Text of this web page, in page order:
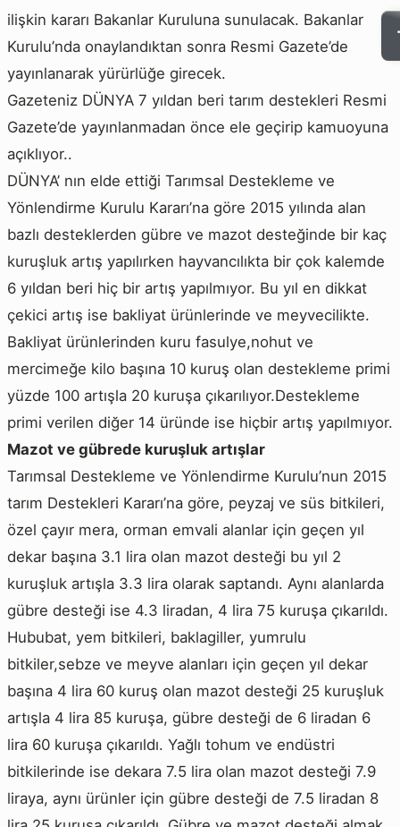
ilişkin kararı Bakanlar Kuruluna sunulacak. Bakanlar
Kurulu’nda onaylandıktan sonra Resmi Gazete’de
yayınlanarak yürürlüğe girecek.
Gazeteniz DÜNYA 7 yıldan beri tarım destekleri Resmi
Gazete’de yayınlanmadan önce ele geçirip kamuoyuna
açıklıyor..
DÜNYA’ nın elde ettiği Tarımsal Destekleme ve
Yönlendirme Kurulu Kararı’na göre 2015 yılında alan
bazlı desteklerden gübre ve mazot desteğinde bir kaç
kuruşluk artış yapılırken hayvancılıkta bir çok kalemde
6 yıldan beri hiç bir artış yapılmıyor. Bu yıl en dikkat
çekici artış ise bakliyat ürünlerinde ve meyvecilikte.
Bakliyat ürünlerinden kuru fasulye,nohut ve
mercimeğe kilo başına 10 kuruş olan destekleme primi
yüzde 100 artışla 20 kuruşa çıkarılıyor.Destekleme
primi verilen diğer 14 üründe ise hiçbir artış yapılmıyor.
Mazot ve gübrede kuruşluk artışlar
Tarımsal Destekleme ve Yönlendirme Kurulu’nun 2015
tarım Destekleri Kararı’na göre, peyzaj ve süs bitkileri,
özel çayır mera, orman emvali alanlar için geçen yıl
dekar başına 3.1 lira olan mazot desteği bu yıl 2
kuruşluk artışla 3.3 lira olarak saptandı. Aynı alanlarda
gübre desteği ise 4.3 liradan, 4 lira 75 kuruşa çıkarıldı.
Hububat, yem bitkileri, baklagiller, yumrulu
bitkiler,sebze ve meyve alanları için geçen yıl dekar
başına 4 lira 60 kuruş olan mazot desteği 25 kuruşluk
artışla 4 lira 85 kuruşa, gübre desteği de 6 liradan 6
lira 60 kuruşa çıkarıldı. Yağlı tohum ve endüstri
bitkilerinde ise dekara 7.5 lira olan mazot desteği 7.9
liraya, aynı ürünler için gübre desteği de 7.5 liradan 8